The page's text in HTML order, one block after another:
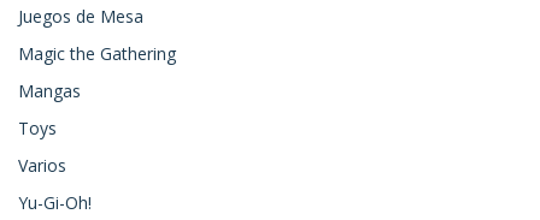
Juegos de Mesa
Magic the Gathering
Mangas
Toys
Varios
Yu-Gi-Oh!